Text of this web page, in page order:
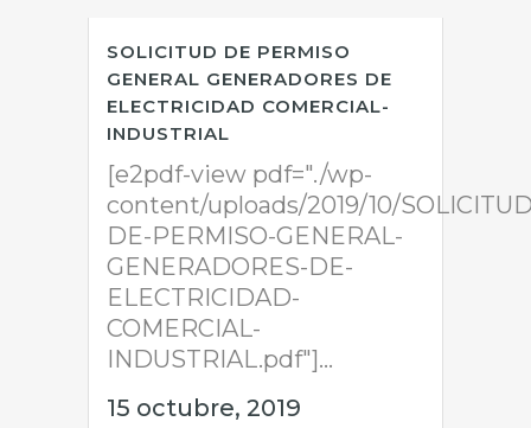
SOLICITUD DE PERMISO
GENERAL GENERADORES DE
ELECTRICIDAD COMERCIAL-
INDUSTRIAL
[e2pdf-view pdf="./wp-
content/uploads/2019/10/
DE-PERMISO-GENERAL-
GENERADORES-DE-
ELECTRICIDAD-
COMERCIAL-
INDUSTRIAL.pdf"]...
15 octubre, 2019